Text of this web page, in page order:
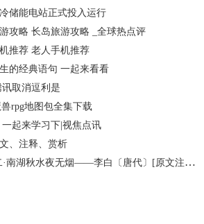
储能电站正式投入运行
攻略 长岛旅游攻略 _全球热点评
推荐 老人手机推荐
的经典语句 一起来看看
取消逗利是
rpg地图包全集下载
起来学习下|视焦点讯
、注释、赏析
游洞庭湖五首·其二·南湖秋水夜无烟——李白〔唐代〕[原文注拼音版]